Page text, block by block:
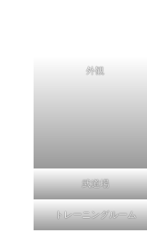
外観
武道場
トレーニングルーム